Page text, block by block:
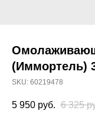
(Иммортель)
SKU: 60219478
5 950 руб. 6 325